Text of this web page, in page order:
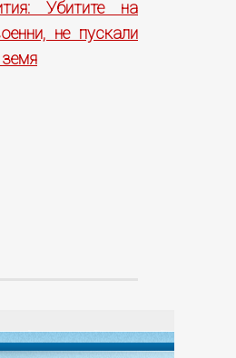
Убитите на
не пускали